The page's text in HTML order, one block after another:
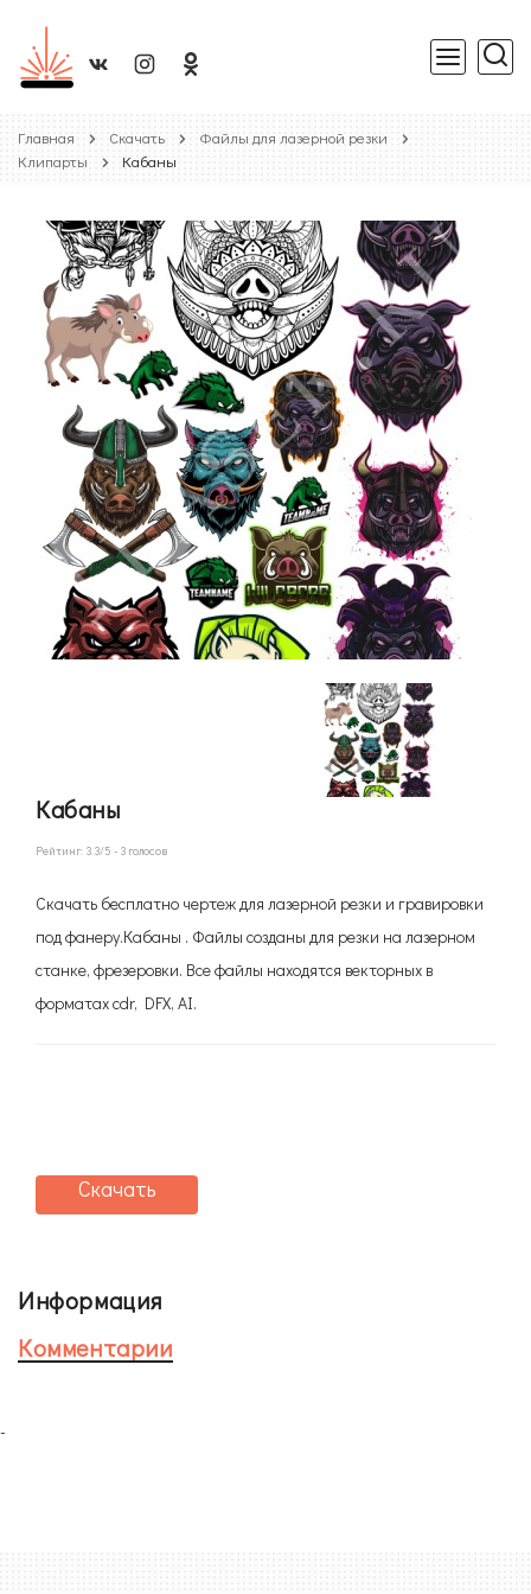
Главная Скачать
Файлы для лазерной резки
Клипарты
Кабаны
Кабаны
Рейтинг: 3.3/5 - 3 голосов
Скачать бесплатно чертеж для лазерной резки и гравировки
под фанеру.Кабаны . Файлы созданы для резки на лазерном
станке, фрезеровки. Все файлы находятся векторных в
форматах cdr, DFX, AI.
Скачать
Информация
Комментарии
-